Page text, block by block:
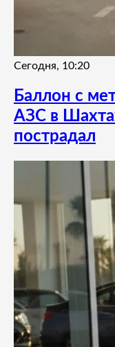
Сегодня, 10:20
Баллон с
АЗС в
пострадал